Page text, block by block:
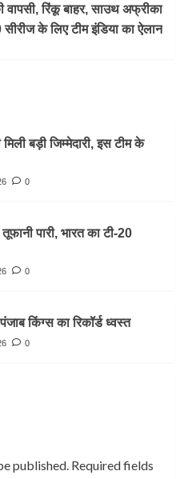
रिंकू बाहर, साउथ अफ्रीका
के लिए टीम इंडिया का ऐलान
बड़ी जिम्मेदारी, इस टीम के
0
पारी, भारत का टी-20
0
किंग्स का रिकॉर्ड ध्वस्त
0
published. Required fields